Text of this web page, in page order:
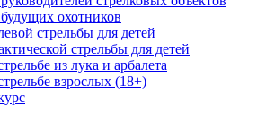
охотников
стрельбы для детей
стрельбы для детей
из лука и арбалета
взрослых (18+)